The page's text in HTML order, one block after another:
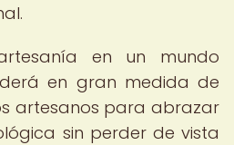
en un mundo
en gran medida de
artesanos para abrazar
sin perder de vista